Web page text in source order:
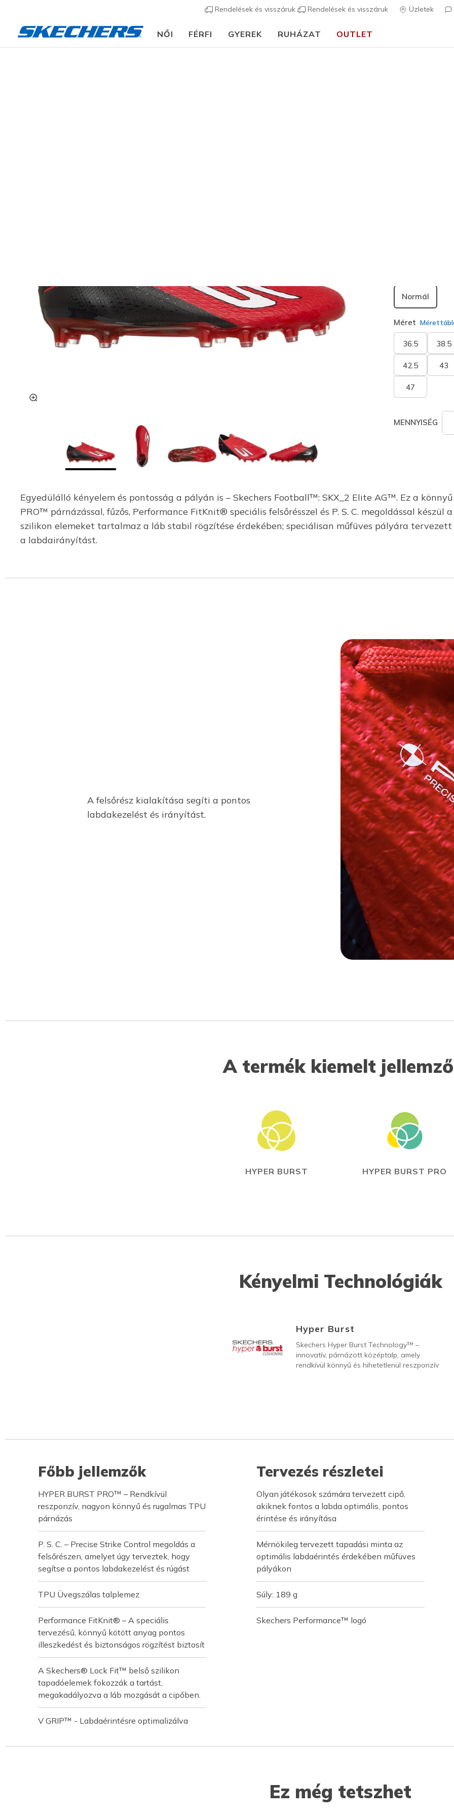
Rendelések és visszáruk Rendelések és visszáruk Üzletek
NŐI FÉRFI GYEREK RUHÁZAT OUTLET
Normál
Méret
36.5 38.5
42.5 43
47
MENNYISÉG
Egyedülálló kényelem és pontosság a pályán is – Skechers Football™: SKX_2 Elite AG™. Ez a
PRO™ párnázással, fűzős, Performance FitKnit® speciális felsőrésszel és P. S. C. megoldással
szilikon elemeket tartalmaz a láb stabil rögzítése érdekében; speciálisan műfüves pályára
a labdairányítást.
A felsőrész kialakítása segíti a pontos
labdakezelést és irányítást.
A termék kiemelt
HYPER BURST HYPER BURST PRO
Kényelmi Technológiák
Hyper Burst
Skechers Hyper Burst Technology™ –
innovatív, párnázott középtalp, amely
rendkívül könnyű és hihetetlenül reszponzív
Főbb jellemzők
HYPER BURST PRO™ – Rendkívül
reszponzív, nagyon könnyű és rugalmas TPU
párnázás
P. S. C. – Precise Strike Control megoldás a
felsőrészen, amelyet úgy terveztek, hogy
segítse a pontos labdakezelést és rúgást
TPU Üvegszálas talplemez
Performance FitKnit® – A speciális
tervezésű, könnyű kötött anyag pontos
illeszkedést és biztonságos rögzítést biztosít
A Skechers® Lock Fit™ belső szilikon
tapadóelemek fokozzák a tartást,
megakadályozva a láb mozgását a cipőben.
V GRIP™ - Labdaérintésre optimalizálva
Tervezés részletei
Olyan játékosok számára tervezett cipő,
akiknek fontos a labda optimális, pontos
érintése és irányítása
Mérnökileg tervezett tapadási minta az
optimális labdaérintés érdekében műfüves
pályákon
Súly: 189 g
Skechers Performance™ logó
Ez még tetszhet